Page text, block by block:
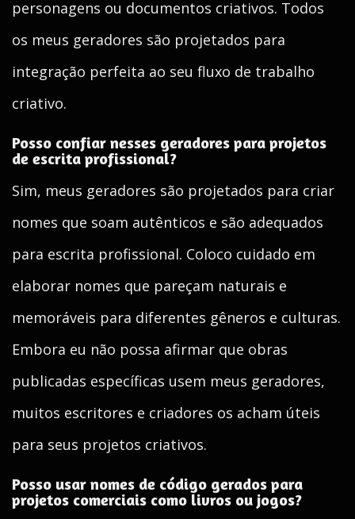
personagens ou documentos criativos. Todos
os meus geradores são projetados para
integração perfeita ao seu fluxo de trabalho
criativo.
Posso confiar nesses geradores para projetos
de escrita profissional?
Sim, meus geradores são projetados para criar
nomes que soam autênticos e são adequados
para escrita profissional. Coloco cuidado em
elaborar nomes que pareçam naturais e
memoráveis para diferentes gêneros e culturas.
Embora eu não possa afirmar que obras
publicadas específicas usem meus geradores,
muitos escritores e criadores os acham úteis
para seus projetos criativos.
Posso usar nomes de código gerados para
projetos comerciais como livros ou jogos?